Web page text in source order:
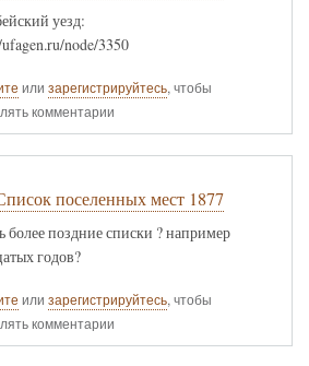
уезд:
node/3350
или зарегистрируйтесь, чтобы
комментарии
поселенных мест 1877
более поздние списки ? например
годов?
или зарегистрируйтесь, чтобы
комментарии